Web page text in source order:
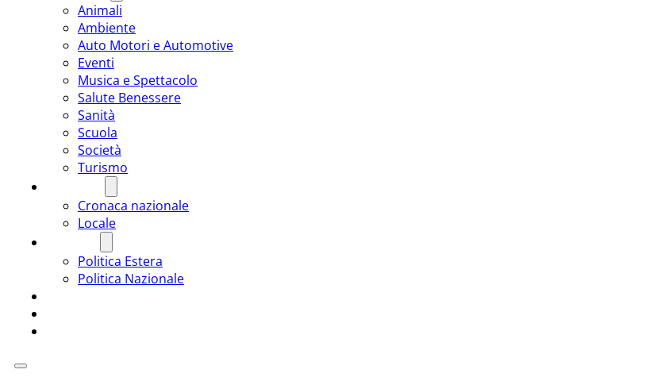
Animali
Ambiente
Auto Motori e Automotive
Eventi
Musica e Spettacolo
Salute Benessere
Sanità
Scuola
Società
Turismo
Cronaca nazionale
Locale
Politica Estera
Politica Nazionale